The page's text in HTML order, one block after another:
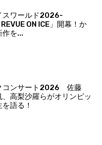
スワールド2026-
ON ICE」開幕！か
作を...
コンサート2026 佐藤
高梨沙羅らがオリンピッ
語る！